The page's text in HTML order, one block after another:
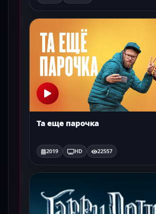
Та еще парочка
2019 HD 22557